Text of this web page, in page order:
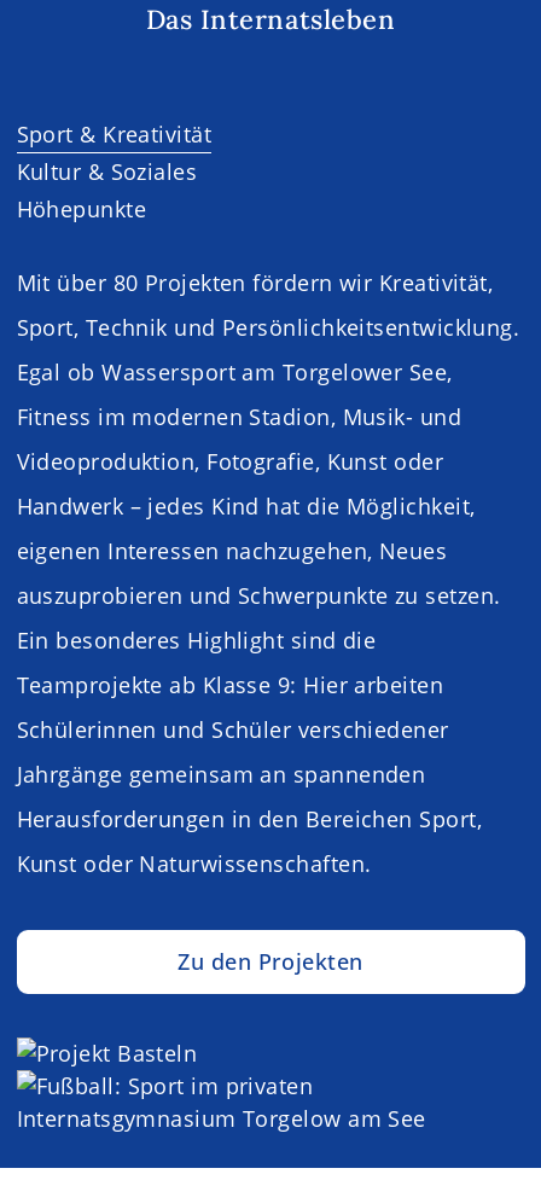
Das Internatsleben
Sport & Kreativität
Kultur & Soziales
Höhepunkte
Mit über 80 Projekten fördern wir Kreativität,
Sport, Technik und Persönlichkeitsentwicklung.
Egal ob Wassersport am Torgelower See,
Fitness im modernen Stadion, Musik- und
Videoproduktion, Fotografie, Kunst oder
Handwerk – jedes Kind hat die Möglichkeit,
eigenen Interessen nachzugehen, Neues
auszuprobieren und Schwerpunkte zu setzen.
Ein besonderes Highlight sind die
Teamprojekte ab Klasse 9: Hier arbeiten
Schülerinnen und Schüler verschiedener
Jahrgänge gemeinsam an spannenden
Herausforderungen in den Bereichen Sport,
Kunst oder Naturwissenschaften.
Zu den Projekten